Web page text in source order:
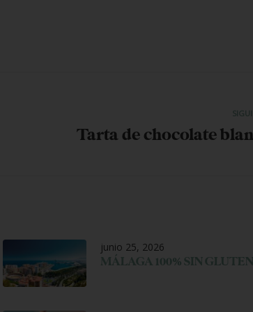
Tarta de chocolate
junio 25, 2026
MÁLAGA 100% SIN GLUTEN